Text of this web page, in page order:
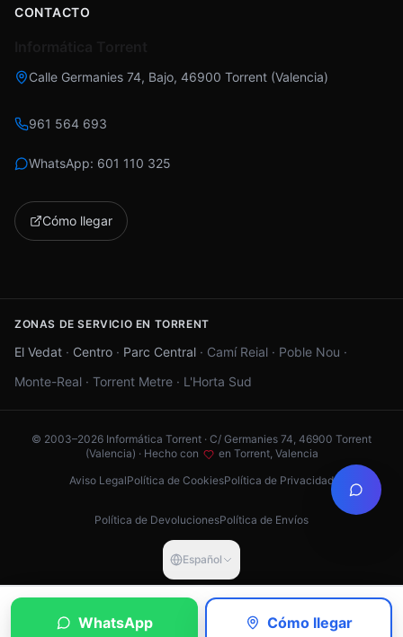
CONTACTO
Calle Germanies 74, Bajo, 46900 Torrent (Valencia)
961 564 693
WhatsApp: 601 110 325
Cómo llegar
ZONAS DE SERVICIO EN TORRENT
El Vedat · Centro · Parc Central · Camí Reial · Poble Nou ·
Monte-Real · Torrent Metre · L'Horta Sud
© 2003–2026 Informática Torrent · C/ Germanies 74, 46900 Torrent
(Valencia) · Hecho con
en Torrent, Valencia
Aviso LegalPolítica de CookiesPolítica de Privacidad
Política de DevolucionesPolítica de Envíos
Español
WhatsApp Cómo llegar